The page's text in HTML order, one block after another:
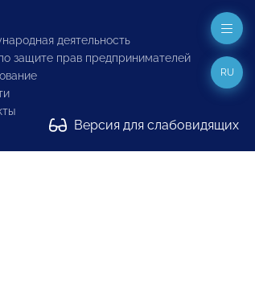
деятельность
защите прав предпринимателей
Версия для слабовидящих
RU